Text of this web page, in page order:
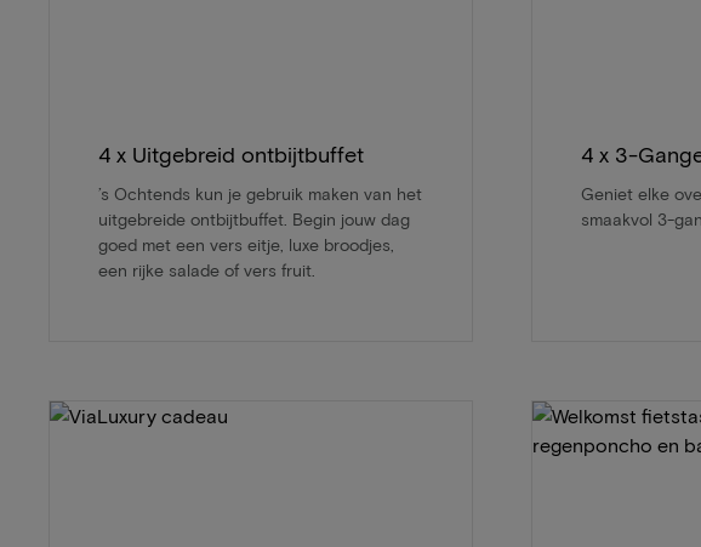
4 x Uitgebreid ontbijtbuffet
’s Ochtends kun je gebruik maken van het
uitgebreide ontbijtbuffet. Begin jouw dag
goed met een vers eitje, luxe broodjes,
een rijke salade of vers fruit.
4 x 3-
Geniet elke
smaakvol 3-